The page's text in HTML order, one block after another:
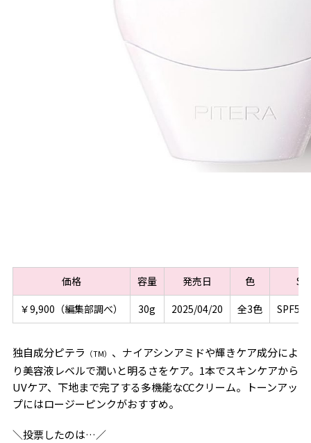
価格 容量 発売日 色
￥9,900（編集部調べ）
30g 2025/04/20 全3色
独自成分ピテラ （TM） 、ナイアシンアミドや輝きケア成分によ
り美容液レベルで潤いと明るさをケア。1本でスキンケアから
UVケア、下地まで完了する多機能なCCクリーム。トーンアッ
プにはロージーピンクがおすすめ。
＼投票したのは…／